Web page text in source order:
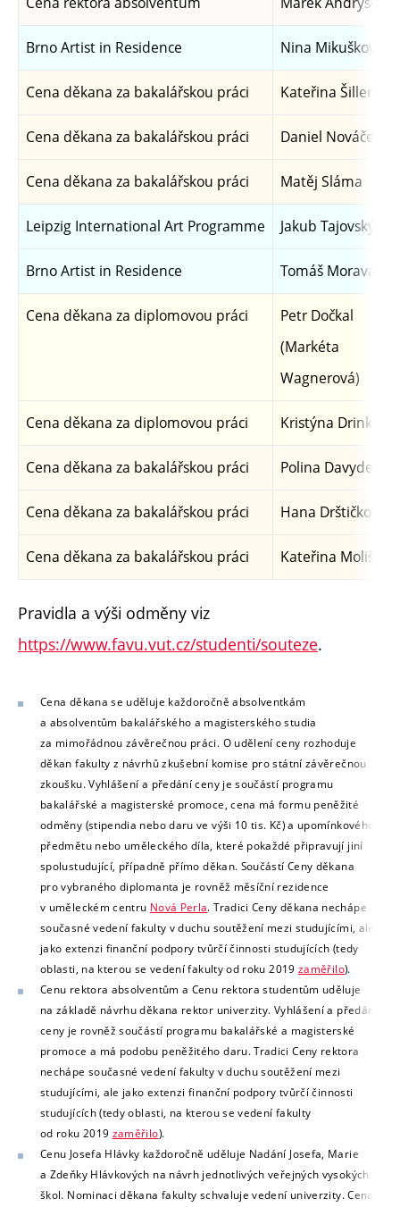
Brno Artist in Residence Nina Mikušková
Cena děkana za bakalářskou práci Kateřina Šillerová
Cena děkana za bakalářskou práci Daniel Nováček
Cena děkana za bakalářskou práci Matěj Sláma
Leipzig International Art Programme Jakub Tajovský
Brno Artist in Residence Tomáš
Cena děkana za diplomovou práci
Petr Dočkal
(Markéta
Wagnerová)
Cena děkana za diplomovou práci Kristýna Drinková
Cena děkana za bakalářskou práci Polina Davydenko
Cena děkana za bakalářskou práci Hana Drštičková
Cena děkana za bakalářskou práci Kateřina Molišová
Pravidla a výši odměny viz
https://www.favu.vut.cz/studenti/souteze.
Cena děkana se uděluje každoročně absolventkám
a absolventům bakalářského a magisterského studia
za mimořádnou závěrečnou práci. O udělení ceny rozhoduje
děkan fakulty z návrhů zkušební komise pro státní závěrečnou
zkoušku. Vyhlášení a předání ceny je součástí programu
bakalářské a magisterské promoce, cena má formu peněžité
odměny (stipendia nebo daru ve výši 10 tis. Kč) a upomínkového
předmětu nebo uměleckého díla, které pokaždé připravují jiní
spolustudující, případně přímo děkan. Součástí Ceny děkana
pro vybraného diplomanta je rovněž měsíční rezidence
v uměleckém centru Nová Perla. Tradici Ceny děkana nechápe
současné vedení fakulty v duchu soutěžení mezi studujícími, ale
jako extenzi finanční podpory tvůrčí činnosti studujících (tedy
oblasti, na kterou se vedení fakulty od roku 2019 zaměřilo).
Cenu rektora absolventům a Cenu rektorastudentům uděluje
na základě návrhu děkana rektor univerzity. Vyhlášení a předání
ceny je rovněž součástí programu bakalářské a magisterské
promoce a má podobu peněžitého daru. Tradici Ceny rektora
nechápe současné vedení fakulty v duchu soutěžení mezi
studujícími, ale jako extenzi finanční podpory tvůrčí činnosti
studujících(tedy oblasti, na kterou se vedení fakulty
od roku 2019 zaměřilo).
Cenu Josefa Hlávky každoročně uděluje Nadání Josefa, Marie
a Zdeňky Hlávkových na návrh jednotlivých veřejných vysokých
škol. Nominaci děkana fakulty schvaluje vedení univerzity.Cena